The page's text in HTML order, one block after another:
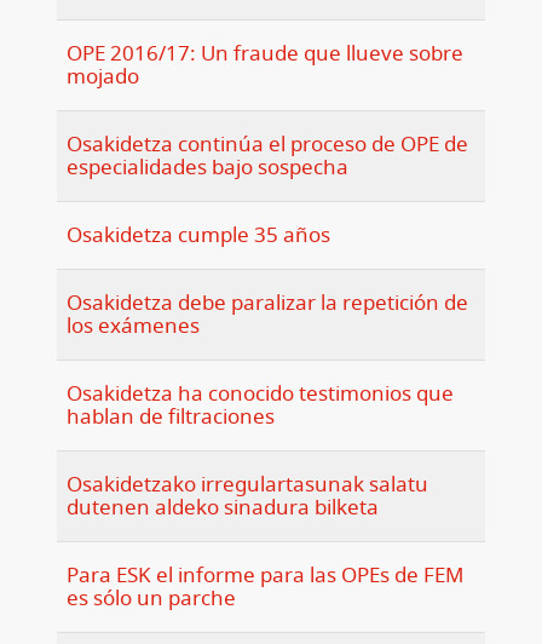
OPE 2016/17: Un fraude que llueve sobre
mojado
Osakidetza continúa el proceso de OPE de
especialidades bajo sospecha
Osakidetza cumple 35 años
Osakidetza debe paralizar la repetición de
los exámenes
Osakidetza ha conocido testimonios que
hablan de filtraciones
Osakidetzako irregulartasunak salatu
dutenen aldeko sinadura bilketa
Para ESK el informe para las OPEs de FEM
es sólo un parche